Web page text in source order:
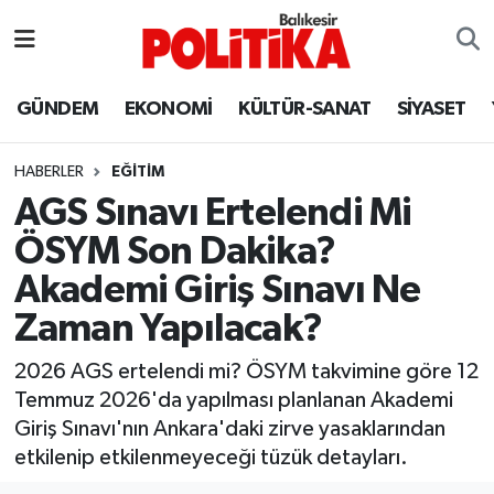
GÜNDEM EKONOMİ KÜLTÜR-SANAT SİYASET
HABERLER EĞİTİM
AGS Sınavı Ertelendi Mi
ÖSYM Son Dakika?
Akademi Giriş Sınavı Ne
Zaman Yapılacak?
2026 AGS ertelendi mi? ÖSYM takvimine göre 12
Temmuz 2026'da yapılması planlanan Akademi
Giriş Sınavı'nın Ankara'daki zirve yasaklarından
etkilenip etkilenmeyeceği tüzük detayları.
Ayvalık
Balya
Bandırma
Bigadiç
BİYOGRAFİLER
Burhaniye
Balıkesir Hava Durumu
Balıkesir Namaz Vakitleri
Balıkesir Trafik Yoğunluk Haritası
Süper Lig Puan Durumu ve Fikstür
Tüm Manşetler
Son Dakika Haberleri